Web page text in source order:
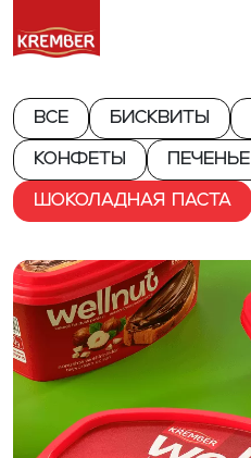
Все Бисквиты
Конфеты Печенье
Шоколадная паста